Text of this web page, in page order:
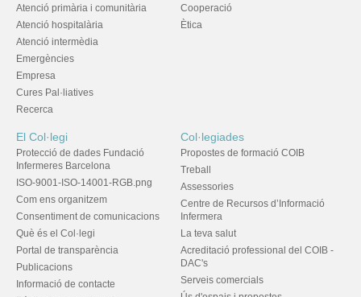
Atenció primària i comunitària
Atenció hospitalària
Atenció intermèdia
Emergències
Empresa
Cures Pal·liatives
Recerca
Cooperació
Ètica
El Col·legi
Protecció de dades Fundació
Infermeres Barcelona
ISO-9001-ISO-14001-RGB.png
Com ens organitzem
Consentiment de comunicacions
Què és el Col·legi
Portal de transparència
Publicacions
Informació de contacte
Col·legiades
Propostes de formació COIB
Treball
Assessories
Centre de Recursos d’Informació
Infermera
La teva salut
Acreditació professional del COIB -
DAC's
Serveis comercials